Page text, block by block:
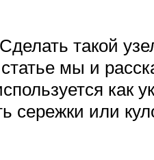
такой
мы и
как
сережки или